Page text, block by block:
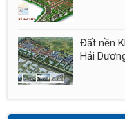
Đất nền
Hải